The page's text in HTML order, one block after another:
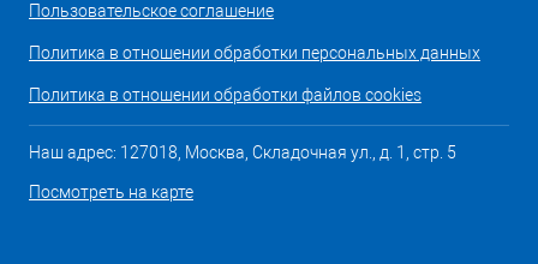
Пользовательское соглашение
Политика в отношении обработки персональных данных
Политика в отношении обработки файлов cookies
Наш адрес: 127018, Москва, Складочная ул., д. 1, стр. 5
Посмотреть на карте